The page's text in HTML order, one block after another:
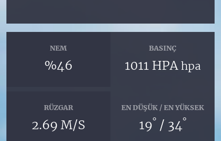
NEM
%46
BASINÇ
1011 HPAhpa
RÜZGAR
2.69 M/S
EN DÜŞÜK / EN YÜKSEK
19° / 34°